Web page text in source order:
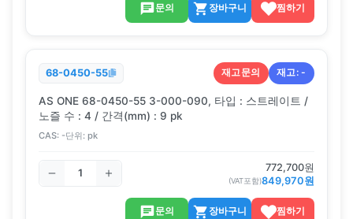
문의 장바구니 찜하기
68-0450-55 재고문의 재고:-
AS ONE 68-0450-55 3-000-090, 타입 : 스트레이트 /
노즐 수 : 4 / 간격(mm) : 9 pk
CAS: -단위: pk
772,700원
(VAT포함)849,970원
문의 장바구니 찜하기